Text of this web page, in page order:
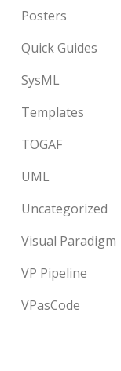
Posters
Quick Guides
SysML
Templates
TOGAF
UML
Uncategorized
Visual Paradigm
VP Pipeline
VPasCode